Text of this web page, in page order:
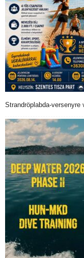
Strandröplabda-